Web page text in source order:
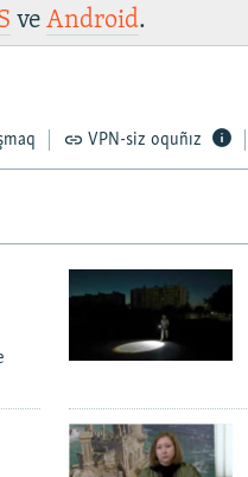
veAndroid.
VPN-siz oquñız